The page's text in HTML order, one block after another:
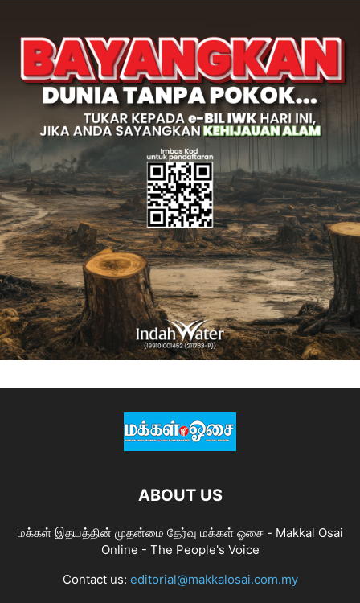
ABOUT US
மக்கள் இதயத்தின் முதன்மை தேர்வு மக்கள் ஓசை - Makkal Osai
Online - The People's Voice
Contact us: editorial@makkalosai.com.my